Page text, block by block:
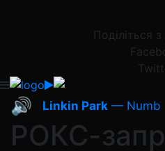
Поділіться
🔊 Linkin Park — Numb
РОКС-